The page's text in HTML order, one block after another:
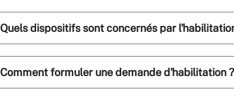
Quels dispositifs sont concernés par
Comment formuler une demande d'habilitation ?